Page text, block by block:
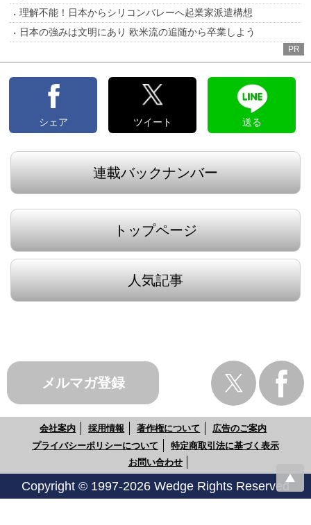
理解不能！日本からシリコンバレーへ起業家派遣構想
日本の強みは文明にあり 欧米流の追随から卒業しよう
PR
シェア ツイート 送る
連載バックナンバー
トップページ
人気記事
メルマガ登録
会社案内 採用情報 著作権について
広告のご案内
プライバシーポリシーについて
特定商取引法に基づく表示
お問い合わせ
Copyright © 1997-2026 Wedge Rights Reserved